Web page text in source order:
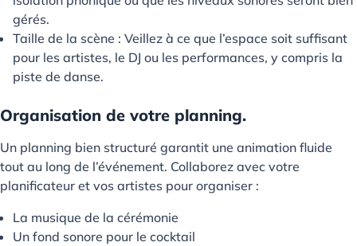
gérés.
Taille de la scène : Veillez à ce que l’espace soit suffisant
pour les artistes, le DJ ou les performances, y compris la
piste de danse.
Organisation de votre planning.
Un planning bien structuré garantit une animation fluide
tout au long de l’événement. Collaborez avec votre
planificateur et vos artistes pour organiser :
La musique de la cérémonie
Un fond sonore pour le cocktail